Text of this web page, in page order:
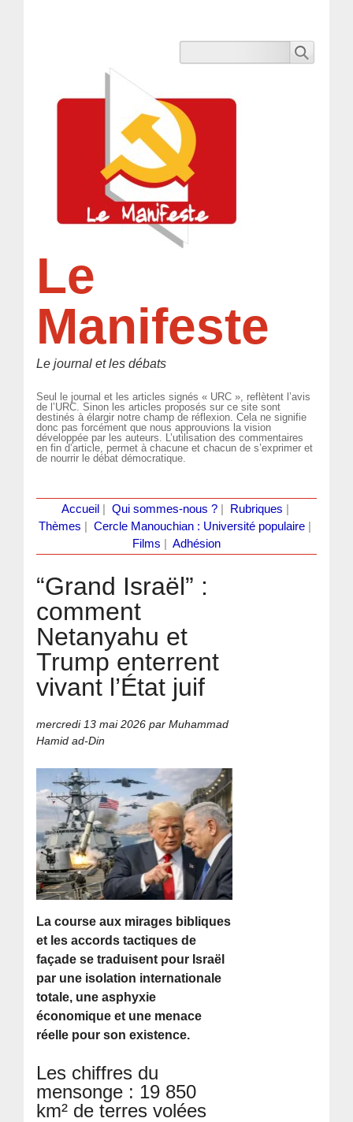
Le
Manifeste
Le journal et les débats
Seul le journal et les articles signés « URC », reflètent l’avis
de l’URC. Sinon les articles proposés sur ce site sont
destinés à élargir notre champ de réflexion. Cela ne signifie
donc pas forcément que nous approuvions la vision
développée par les auteurs. L’utilisation des commentaires
en fin d’article, permet à chacune et chacun de s’exprimer et
de nourrir le débat démocratique.
Accueil Qui sommes-nous ?| Rubriques
Thèmes
Cercle Manouchian : Université populaire
Films
Adhésion
“Grand Israël” :
comment
Netanyahu et
Trump enterrent
vivant l’État juif
mercredi 13 mai 2026 par Muhammad
Hamid ad-Din
La course aux mirages bibliques
et les accords tactiques de
façade se traduisent pour Israël
par une isolation internationale
totale, une asphyxie
économique et une menace
réelle pour son existence.
Les chiffres du
mensonge : 19 850
km² de terres volées